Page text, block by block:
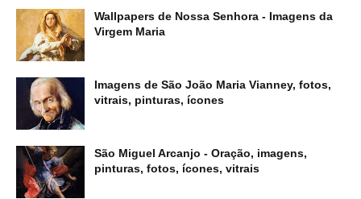
Wallpapers de Nossa Senhora - Imagens da
Virgem Maria
Imagens de São João Maria Vianney, fotos,
vitrais, pinturas, ícones
São Miguel Arcanjo - Oração, imagens,
pinturas, fotos, ícones, vitrais